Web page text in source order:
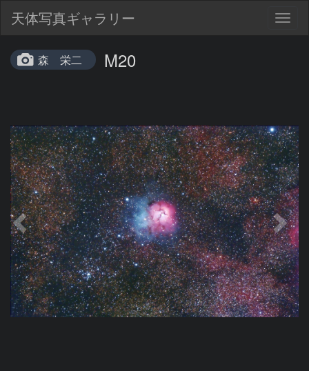
天体写真ギャラリー
森 栄二 M20